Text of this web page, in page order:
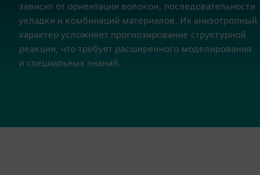
зависит от ориентации волокон, последовательности
укладки и комбинаций материалов. Их анизотропный
характер усложняет прогнозирование структурной
реакции, что требует расширенного моделирования
и специальных знаний.